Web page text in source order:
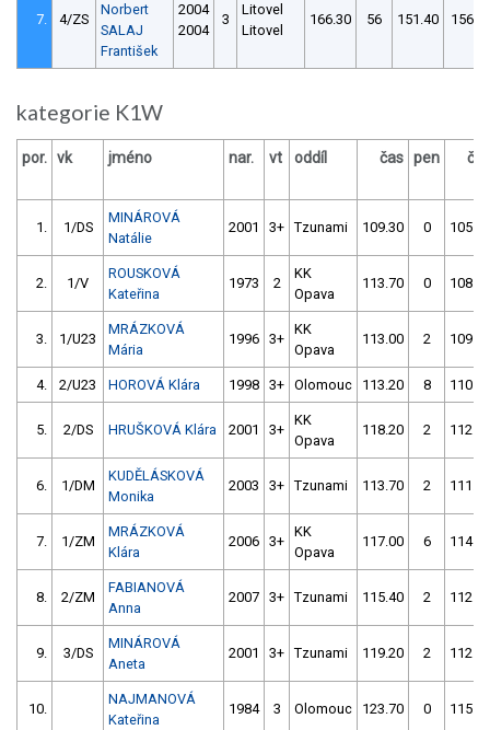
7. 4/ZS
Norbert
SALAJ
František
2004
2004
3
Litovel
Litovel
166.30 56 151.40 156
kategorie K1W
por. vk jméno nar. vt oddíl čas pen čas
1. 1/DS
MINÁROVÁ
Natálie
2001 3+ Tzunami 109.30 0 105.80
2. 1/V
ROUSKOVÁ
Kateřina
1973 2
KK
Opava
113.70 0 108.70
3. 1/U23
MRÁZKOVÁ
Mária
1996 3+
KK
Opava
113.00 2 109.30
4. 2/U23 HOROVÁ Klára 1998 3+ Olomouc 113.20 8 110.00
5. 2/DS HRUŠKOVÁ Klára 2001 3+
KK
Opava
118.20 2 112.70
6. 1/DM
KUDĚLÁSKOVÁ
Monika
2003 3+ Tzunami 113.70 2 111.80
7. 1/ZM
MRÁZKOVÁ
Klára
2006 3+
KK
Opava
117.00 6 114.10
8. 2/ZM
FABIANOVÁ
Anna
2007 3+ Tzunami 115.40 2 112.30
9. 3/DS
MINÁROVÁ
Aneta
2001 3+ Tzunami 119.20 2 112.40
10.
NAJMANOVÁ
Kateřina
1984 3 Olomouc 123.70 0 115.60